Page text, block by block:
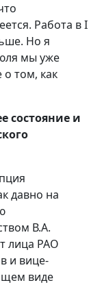
Работа в I
Но я
мы уже
том, как
состояние и
давно на
В.А.
лица РАО
и вице-
виде